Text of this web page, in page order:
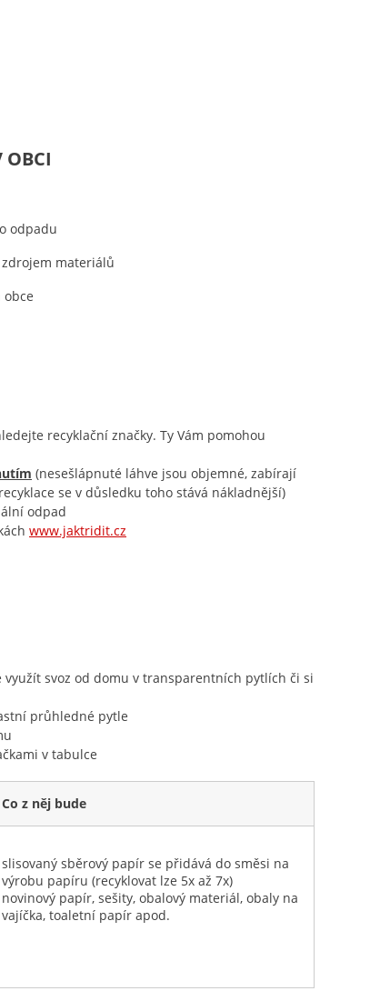
OBCI
odpadu
materiálů
recyklační značky. Ty Vám pomohou
(nesešlápnuté láhve jsou objemné, zabírají
se v důsledku toho stává nákladnější)
odpad
www.jaktridit.cz
svoz od domu v transparentních pytlích či si
průhledné pytle
v tabulce
Co z něj bude
slisovaný sběrový papír se přidává do směsi na
výrobu papíru (recyklovat lze 5x až 7x)
novinový papír, sešity, obalový materiál, obaly na
vajíčka, toaletní papír apod.